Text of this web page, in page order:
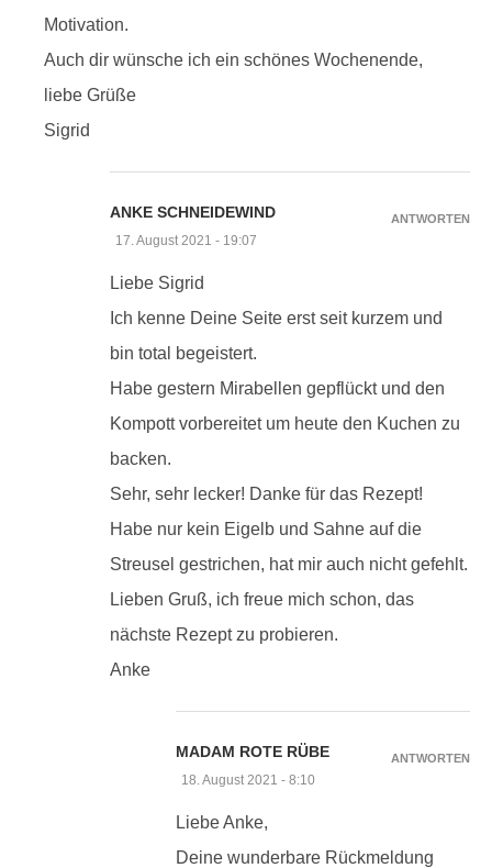
Motivation.
Auch dir wünsche ich ein schönes Wochenende,
liebe Grüße
Sigrid
ANKE SCHNEIDEWIND
17. August 2021 - 19:07
Liebe Sigrid
Ich kenne Deine Seite erst seit kurzem und
bin total begeistert.
Habe gestern Mirabellen gepflückt und den
Kompott vorbereitet um heute den Kuchen zu
backen.
Sehr, sehr lecker! Danke für das Rezept!
Habe nur kein Eigelb und Sahne auf die
Streusel gestrichen, hat mir auch nicht gefehlt.
Lieben Gruß, ich freue mich schon, das
nächste Rezept zu probieren.
Anke
ANTWORTEN
MADAM ROTE RÜBE
18. August 2021 - 8:10
Liebe Anke,
Deine wunderbare Rückmeldung
ANTWORTEN